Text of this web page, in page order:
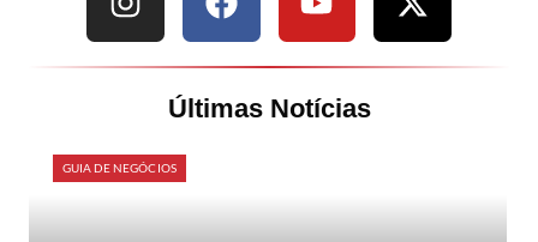
Últimas Notícias
GUIA DE NEGÓCIOS